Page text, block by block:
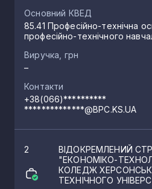
Основний КВЕД
85.41 Професійно-технічна
професійно-технічного
Виручка, грн
–
Контакти
+38(066)**********
**************@BPC.KS.UA
2
ВІДОКРЕМЛЕНИЙ
"ЕКОНОМІКО-
КОЛЕДЖ
ТЕХНІЧНОГО